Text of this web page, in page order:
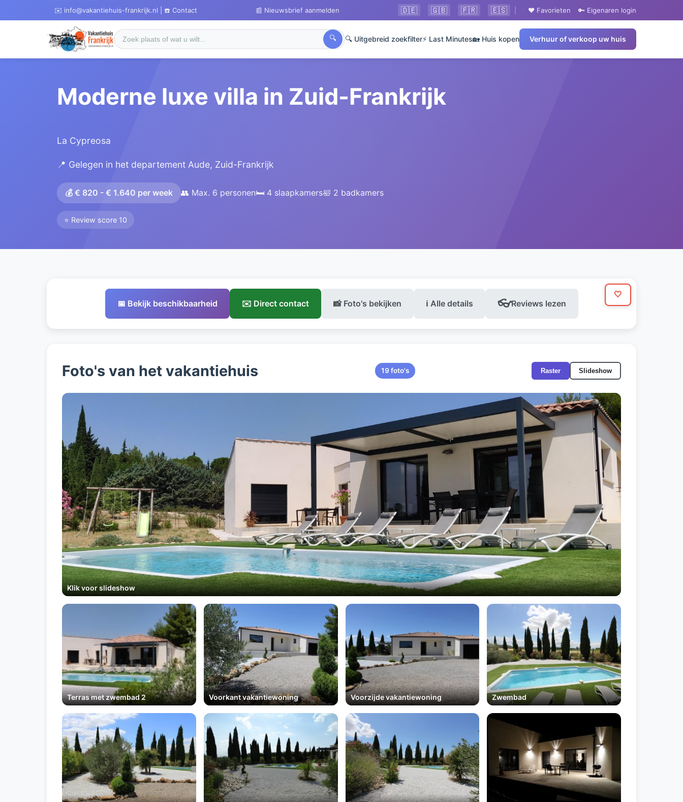
✉️ info@vakantiehuis-frankrijk.nl | ☎️ Contact 📰 Nieuwsbrief aanmelden 🇩🇪 🇬🇧 🇫🇷 🇪🇸 ❤️ Favorieten 🔑 Eigenaren login
🔍 🔍 Uitgebreid zoekfilter⚡ Last Minutes🏡 Huis kopen Verhuur of verkoop uw huis
Moderne luxe villa in Zuid-Frankrijk
La Cypreosa
📍 Gelegen in het departement Aude, Zuid-Frankrijk
💰 € 820 - € 1.640 per week 👥 Max. 6 personen🛏️ 4 slaapkamers🛀 2 badkamers
⭐ Review score 10
📅 Bekijk beschikbaarheid ✉️ Direct contact 📸 Foto's bekijken ℹ️ Alle details
🤍
👓Reviews lezen
Foto's van het vakantiehuis 19 foto's Raster Slideshow
Klik voor slideshow
Terras met zwembad 2 Voorkant vakantiewoning Voorzijde vakantiewoning Zwembad